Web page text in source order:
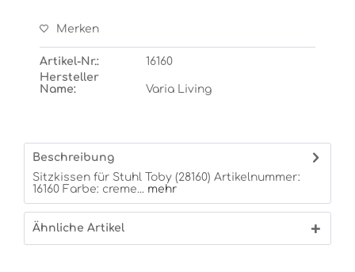
Merken
Artikel-Nr.:
16160
Hersteller
Name:
Varia Living
Beschreibung
Sitzkissen für Stuhl Toby (28160) Artikelnummer:
16160 Farbe: creme... mehr
Ähnliche Artikel